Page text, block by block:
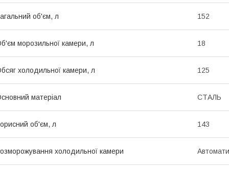
об'єм, л 152
морозильної камери, л 18
холодильної камери, л 125
матеріал СТАЛЬ
об'єм, л 143
холодильної камери